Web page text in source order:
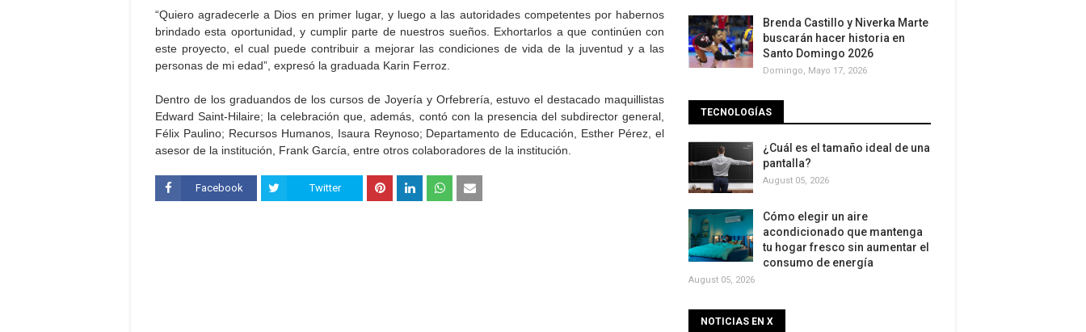
“Quiero agradecerle a Dios en primer lugar, y luego a las autoridades competentes por habernos
brindado esta oportunidad, y cumplir parte de nuestros sueños. Exhortarlos a que continúen con
este proyecto, el cual puede contribuir a mejorar las condiciones de vida de la juventud y a las
personas de mi edad”, expresó la graduada Karin Ferroz.
Dentro de los graduandos de los cursos de Joyería y Orfebrería, estuvo el destacado maquillistas
Edward Saint-Hilaire; la celebración que, además, contó con la presencia del subdirector general,
Félix Paulino; Recursos Humanos, Isaura Reynoso; Departamento de Educación, Esther Pérez, el
asesor de la institución, Frank García, entre otros colaboradores de la institución.
Facebook Twitter
Brenda Castillo y Niverka Marte
buscarán hacer historia en
Santo Domingo 2026
Domingo, Mayo 17, 2026
TECNOLOGÍAS
¿Cuál es el tamaño ideal de una
pantalla?
August 05, 2026
Cómo elegir un aire
acondicionado que mantenga
tu hogar fresco sin aumentar el
consumo de energía
August 05, 2026
NOTICIAS EN X